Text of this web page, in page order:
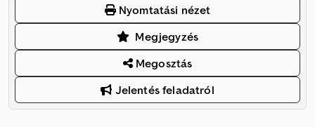
Nyomtatási nézet
Megjegyzés
Megosztás
Jelentés feladatról